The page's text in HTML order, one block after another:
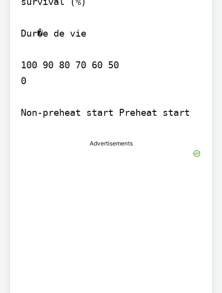
Dur�e de vie
100 90 80 70 60 50
0
Non-preheat start Preheat start
Advertisements